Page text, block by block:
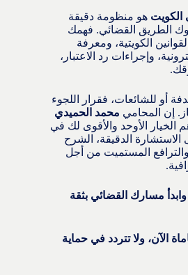
هو منظومة دقيقة
الطريق القضائي. فهمك
(79)، و(20) من القوانين الكويتية، ومعرفة
وإجراءات رد الاعتبار،
أو للشائعات، فقرار اللجوء
إن المحامي محمد الحميدي
الخيار الأوحد والأقوى لك في
الدقيقة، الشرح
والترافع المستميت من أجل
مسارك القضائي بثقة
الآن، ولا تتردد في حماية